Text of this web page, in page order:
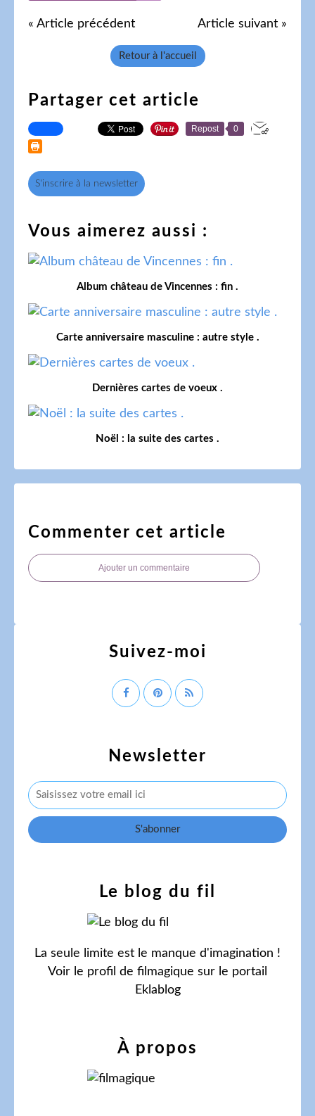
« Article précédent Article suivant »
Retour à l'accueil
Partager cet article
Repost 0
S'inscrire à la newsletter
Vous aimerez aussi :
Album château de Vincennes : fin .
Carte anniversaire masculine : autre style .
Dernières cartes de voeux .
Noël : la suite des cartes .
Commenter cet article
Ajouter un commentaire
Newsletter
Le blog du fil
La seule limite est le manque d'imagination !
Voir le profil de filmagique sur le portail
Eklablog
Suivez-moi
À propos